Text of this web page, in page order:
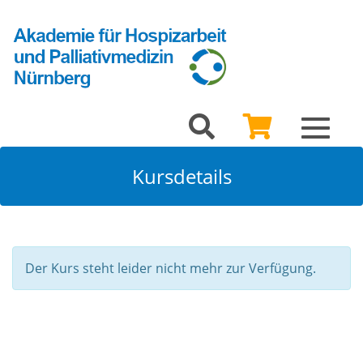
Toggle
Kursdetails
Der Kurs steht leider nicht mehr zur Verfügung.